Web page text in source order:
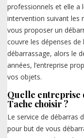
professionnels et elle a
intervention suivant les
vous proposer un
couvre les dépenses de
débarrassage, alors le
années, l’entreprise
vos objets.
Quelle entreprise
Tache choisir ?
Le service de débarras
pour but de vous